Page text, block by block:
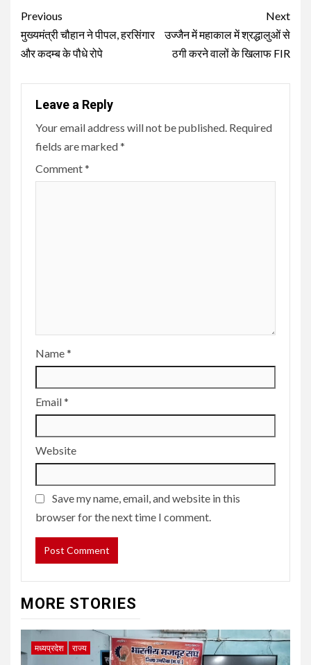
Continue
Reading
Previous
मुख्यमंत्री चौहान ने पीपल, हरसिंगार
और कदम्ब के पौधे रोपे
Next
उज्जैन में महाकाल में श्रद्धालुओं से
ठगी करने वालों के खिलाफ FIR
Leave a Reply
Your email address will not be published. Required
fields are marked*
Comment*
Name*
Email*
Website
Save my name, email, and website in this
browser for the next time I comment.
MORE STORIES
मध्यप्रदेश राज्य